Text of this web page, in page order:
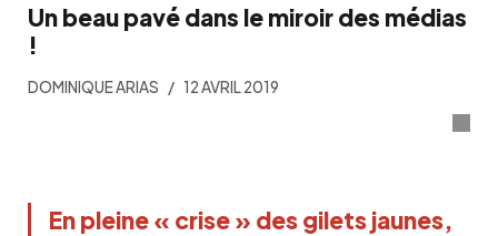
Un beau pavé dans le miroir des médias
!
DOMINIQUE ARIAS 12 AVRIL 2019
En pleine « crise » des gilets jaunes,